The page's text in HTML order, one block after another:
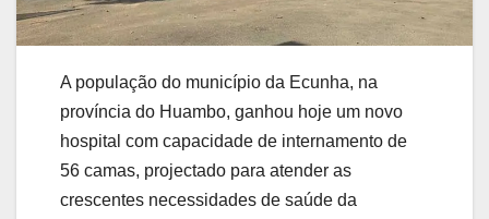
A população do município da Ecunha, na
província do Huambo, ganhou hoje um novo
hospital com capacidade de internamento de
56 camas, projectado para atender as
crescentes necessidades de saúde da